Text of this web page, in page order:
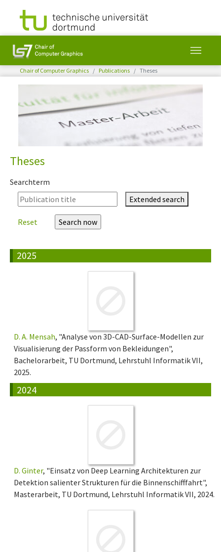
Skip to main content
You are here:
Chair of Computer Graphics Publications Theses
Theses
Searchterm
Extended search
Reset
2025
D. A. Mensah, "Analyse von 3D-CAD-Surface-Modellen zur
Visualisierung der Passform von Bekleidungen",
Bachelorarbeit, TU Dortmund, Lehrstuhl Informatik VII,
2025.
2024
D. Ginter, "Einsatz von Deep Learning Architekturen zur
Detektion salienter Strukturen für die Binnenschifffahrt",
Masterarbeit, TU Dortmund, Lehrstuhl Informatik VII, 2024.